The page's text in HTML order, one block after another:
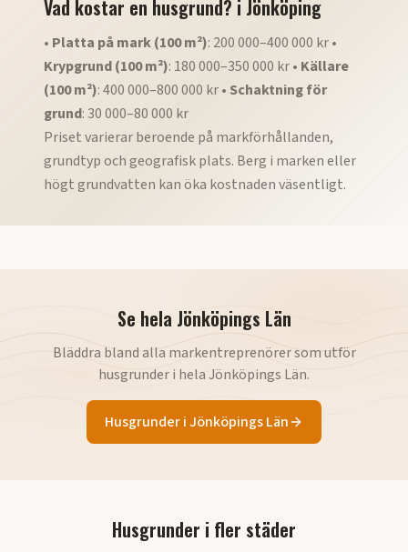
Vad kostar en husgrund? i Jönköping
• Platta på mark (100 m²): 200 000–400 000 kr •
Krypgrund (100 m²): 180 000–350 000 kr • Källare
(100 m²): 400 000–800 000 kr • Schaktning för
grund: 30 000–80 000 kr
Priset varierar beroende på markförhållanden,
grundtyp och geografisk plats. Berg i marken eller
högt grundvatten kan öka kostnaden väsentligt.
Se hela Jönköpings Län
Bläddra bland alla markentreprenörer som utför
husgrunderi helaJönköpings Län.
HusgrunderiJönköpings Län
Husgrunder i fler städer